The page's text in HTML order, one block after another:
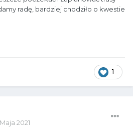
radę, bardziej chodziło o kwestie
1
2021